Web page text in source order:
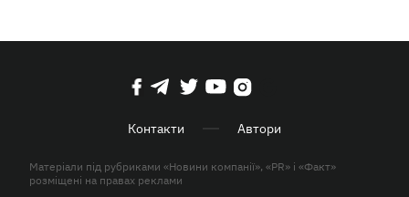
Контакти Автори
Матеріали під рубриками «Новини компанії», «PR» і «Факт»
розміщені на правах реклами